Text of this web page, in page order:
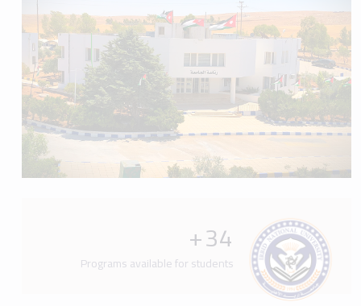
34
+
Programs available for students